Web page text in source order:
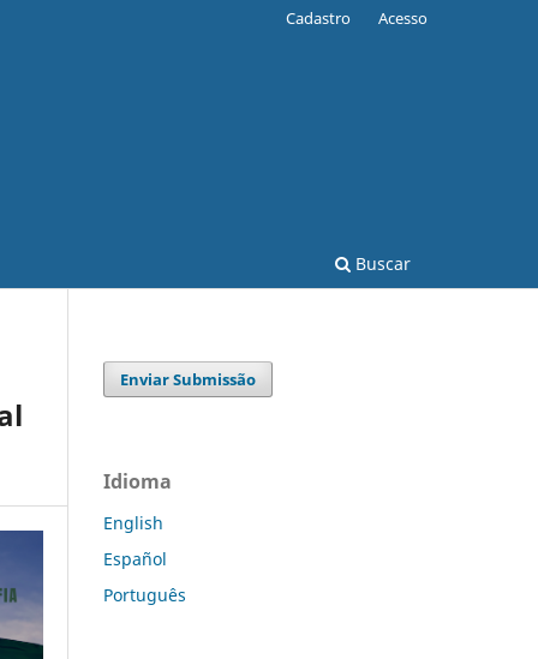
Buscar
Cadastro Acesso
Enviar Submissão
Idioma
English
Español
Português